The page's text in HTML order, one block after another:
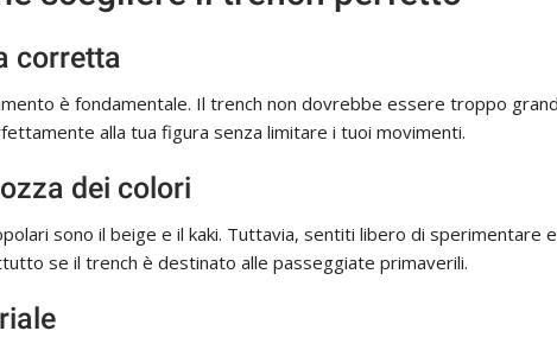
corretta
è fondamentale. Il trench non dovrebbe essere troppo
alla tua figura senza limitare i tuoi movimenti.
dei colori
sono il beige e il kaki. Tuttavia, sentiti libero di sperimentare
se il trench è destinato alle passeggiate primaverili.